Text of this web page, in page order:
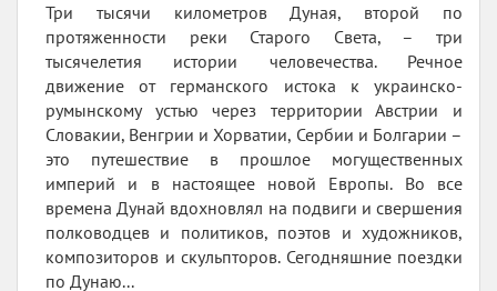
Три тысячи километров Дуная, второй по
протяженности реки Старого Света, – три
тысячелетия истории человечества. Речное
движение от германского истока к украинско-
румынскому устью через территории Австрии и
Словакии, Венгрии и Хорватии, Сербии и Болгарии –
это путешествие в прошлое могущественных
империй и в настоящее новой Европы. Во все
времена Дунай вдохновлял на подвиги и свершения
полководцев и политиков, поэтов и художников,
композиторов и скульпторов. Сегодняшние поездки
по Дунаю...